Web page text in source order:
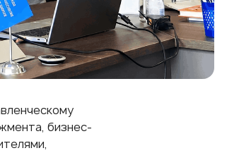
бизнес-